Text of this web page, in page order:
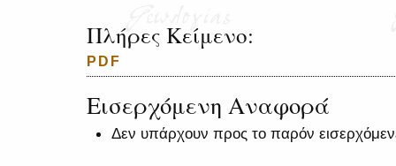
Πλήρες Κείμενο:
PDF
Εισερχόμενη Αναφορά
Δεν υπάρχουν προς το παρόν